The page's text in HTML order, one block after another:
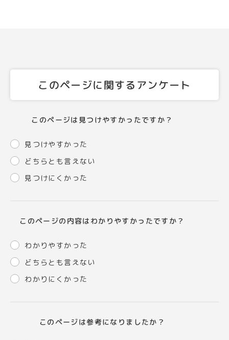
このページに関するアンケート
このページは見つけやすかったですか？
見つけやすかった
どちらとも言えない
見つけにくかった
このページの内容はわかりやすかったですか？
わかりやすかった
どちらとも言えない
わかりにくかった
このページは参考になりましたか？